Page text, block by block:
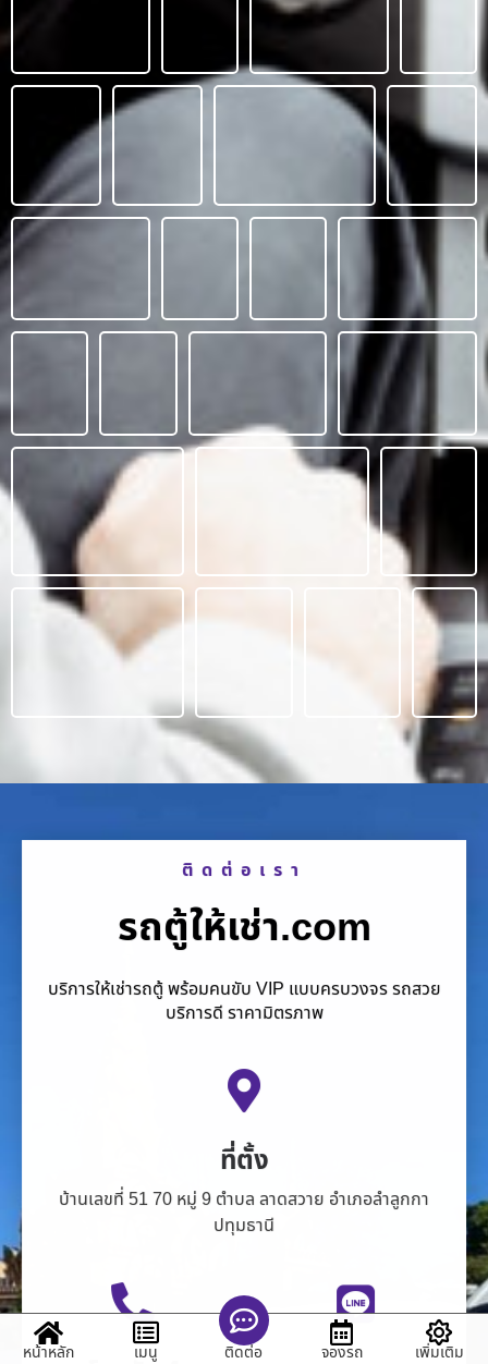
ติดต่อเรา
รถตู้ให้เช่า.com
บริการให้เช่ารถตู้ พร้อมคนขับ VIP แบบครบวงจร รถสวย
บริการดี ราคามิตรภาพ
ที่ตั้ง
บ้านเลขที่ 51 70 หมู่ 9 ตำบล ลาดสวาย อำเภอลำลูกกา
ปทุมธานี
หน้าหลัก เมนู ติดต่อ จองรถ เพิ่มเติม